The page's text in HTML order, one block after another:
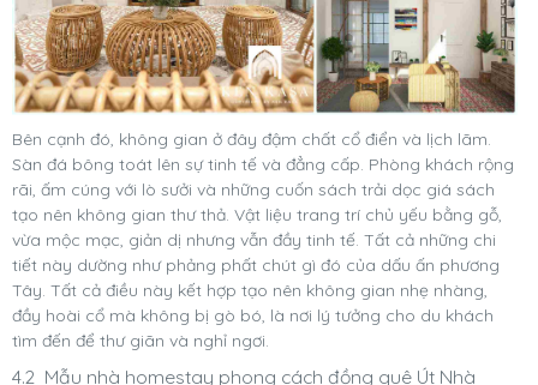
Bên cạnh đó, không gian ở đây đậm chất cổ điển và lịch lãm.
Sàn đá bông toát lên sự tinh tế và đẳng cấp. Phòng khách rộng
rãi, ấm cúng với lò sưởi và những cuốn sách trải dọc giá sách
tạo nên không gian thư thả. Vật liệu trang trí chủ yếu bằng gỗ,
vừa mộc mạc, giản dị nhưng vẫn đầy tinh tế. Tất cả những chi
tiết này dường như phảng phất chút gì đó của dấu ấn phương
Tây. Tất cả điều này kết hợp tạo nên không gian nhẹ nhàng,
đầy hoài cổ mà không bị gò bó, là nơi lý tưởng cho du khách
tìm đến để thư giãn và nghỉ ngơi.
4.2 Mẫu nhà homestay phong cách đồng quê Út Nhà